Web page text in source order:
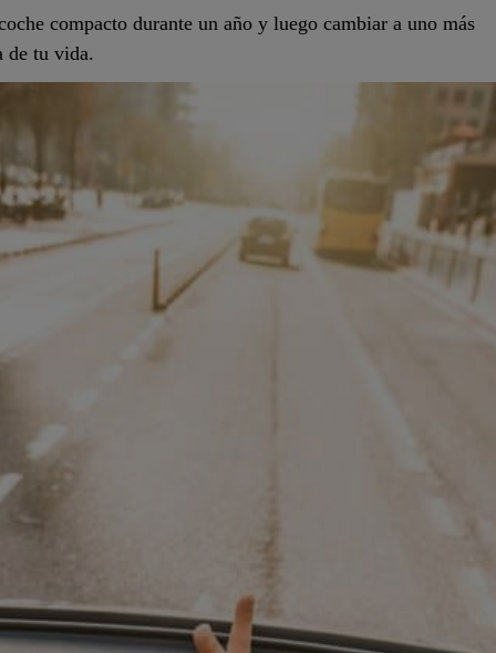
compacto durante un año y luego cambiar a uno
de tu vida.